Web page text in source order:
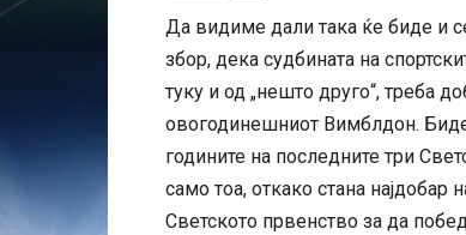
Да видиме дали така ќе биде и
збор, дека судбината на
туку и од „нешто друго“, треба
овогодинешниот Вимблдон.
годините на последните три
само тоа, откако стана
Светското првенство за да